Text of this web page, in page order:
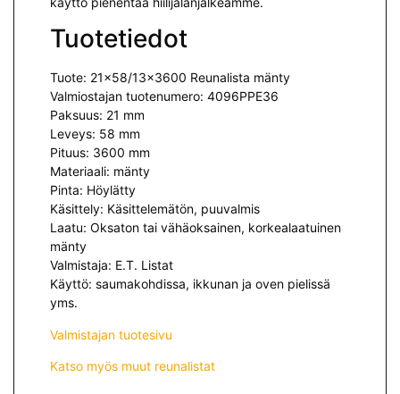
Tuotetiedot
Tuote: 21×58/13×3600 Reunalista mänty
Valmiostajan tuotenumero: 4096PPE36
Paksuus: 21 mm
Leveys: 58 mm
Pituus: 3600 mm
Materiaali: mänty
Pinta: Höylätty
Käsittely: Käsittelemätön, puuvalmis
Laatu: Oksaton tai vähäoksainen, korkealaatuinen
mänty
Valmistaja: E.T. Listat
Käyttö: saumakohdissa, ikkunan ja oven pielissä
yms.
Valmistajan tuotesivu
Katso myös muut reunalistat